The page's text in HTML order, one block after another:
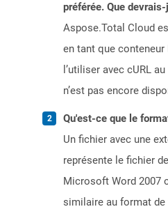
préférée. Que
Aspose.Total Cloud
en tant que conteneur
l’utiliser avec cURL
n’est pas encore
Qu'est-ce que le
Un fichier avec une
représente le fichier
Microsoft Word 2007
similaire au format de